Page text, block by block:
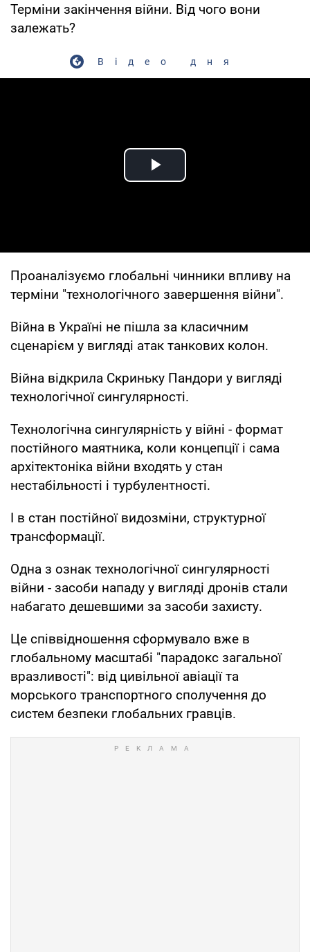
Терміни закінчення війни. Від чого вони
залежать?
Відео дня
Play Video
Проаналізуємо глобальні чинники впливу на
терміни "технологічного завершення війни".
Війна в Україні не пішла за класичним
сценарієм у вигляді атак танкових колон.
Війна відкрила Скриньку Пандори у вигляді
технологічної сингулярності.
Технологічна сингулярність у війні - формат
постійного маятника, коли концепції і сама
архітектоніка війни входять у стан
нестабільності і турбулентності.
І в стан постійної видозміни, структурної
трансформації.
Одна з ознак технологічної сингулярності
війни - засоби нападу у вигляді дронів стали
набагато дешевшими за засоби захисту.
Це співвідношення сформувало вже в
глобальному масштабі "парадокс загальної
вразливості": від цивільної авіації та
морського транспортного сполучення до
систем безпеки глобальних гравців.